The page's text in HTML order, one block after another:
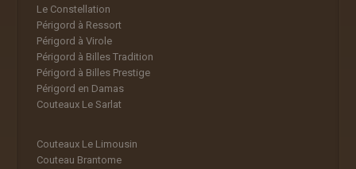
Le Constellation
Périgord à Ressort
Périgord à Virole
Périgord à Billes Tradition
Périgord à Billes Prestige
Périgord en Damas
Couteaux Le Sarlat
Couteaux Le Limousin
Couteau Brantome